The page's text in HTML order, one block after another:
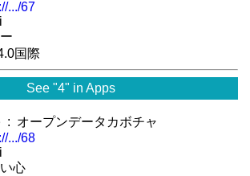
.../67
国際
See "4" in Apps
: オープンデータカボチャ
.../68
心